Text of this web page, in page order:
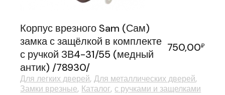
Корпус врезного Sam (Сам)
замка с защёлкой в комплекте
с ручкой ЗВ4-31/55 (медный
антик) /78930/
750,00₽
Для легких дверей Для металлических дверей
Замки врезные Каталог с ручками и защелками